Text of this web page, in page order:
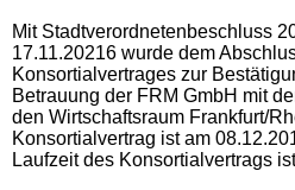
Mit Stadtverordnetenbeschluss
17.11.20216 wurde dem
Konsortialvertrages zur
Betrauung der FRM GmbH mit
den Wirtschaftsraum Frankfurt/
Konsortialvertrag ist am
Laufzeit des Konsortialvertrags